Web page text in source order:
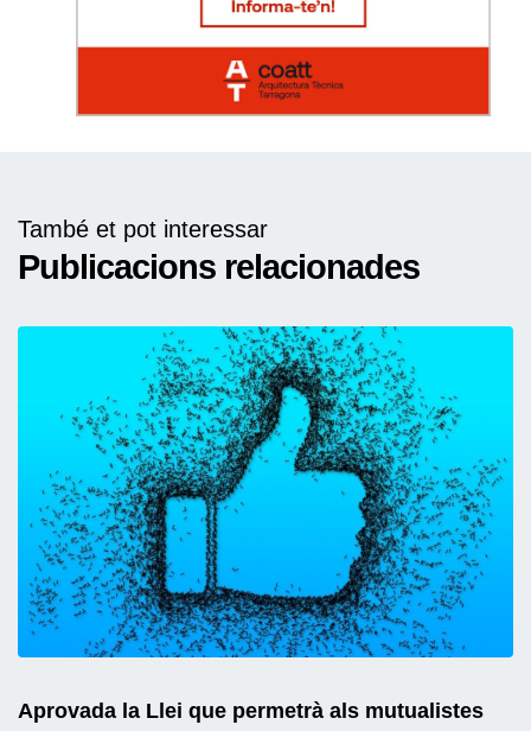
També et pot interessar
Publicacions relacionades
Aprovada la Llei que permetrà als mutualistes